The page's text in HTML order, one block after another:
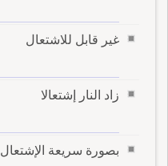
غير قابل للاشتعال
زاد النار إشتعالا
بصورة سريعة الإشتعال